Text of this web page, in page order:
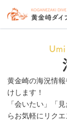
黄金崎の海況情
けします！
「会いたい」「
らお気軽にリク